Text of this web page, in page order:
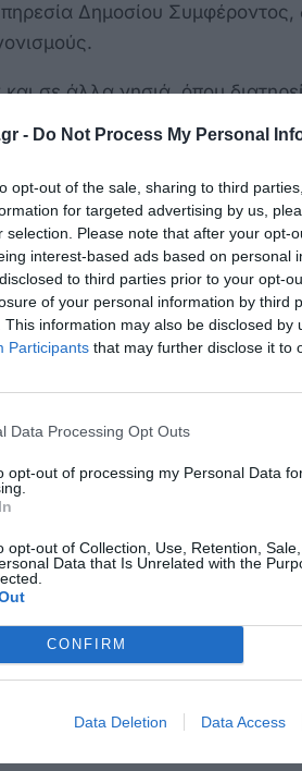
- Do Not Process My Personal
opt-out of the sale, sharing to third
for targeted advertising by us,
selection. Please note that after your opt-
interest-based ads based on personal
to third parties prior to your opt-
of your personal information by third
This information may also be disclosed by
Participants that may further disclose it to
Data Processing Opt Outs
opt-out of processing my Personal Data
opt-out of Collection, Use, Retention,
Data that Is Unrelated with the
CONFIRM
Data Deletion Data Access
Δημοσίου Συμφέροντος,
σε άλλα νησιά, όπου
μεταξύ 2 εταιρειών.
υπάρχει γιατί το μονοπώλιο
"στήριξης των νησιών",
στη διαβούλευση για τη
"Νεολαία και δικαίωμα
Ισοδύναμο, αφού η
για επιχειρηματίες εδώ και
των καυσίμων του 2024, ενώ
που δημιουργεί στη πλάτη
και έχουν κατατεθεί δημόσια.
2026/06/).
Αιγαίου,Διευθυντής
Υπεύθυνος «Φωνές για